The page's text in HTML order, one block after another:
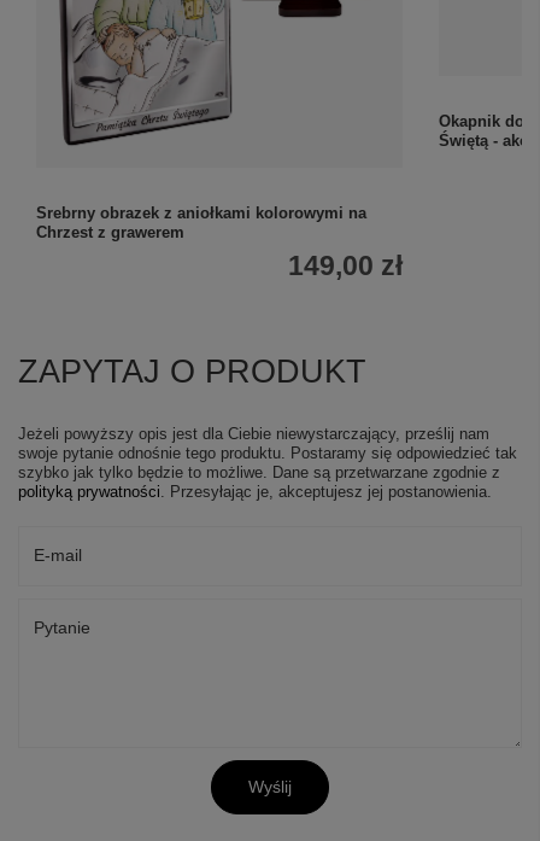
Srebrny obrazek z aniołkami kolorowymi na
Chrzest z grawerem
149,00 zł
Okapnik do
Świętą -
ZAPYTAJ O PRODUKT
Jeżeli powyższy opis jest dla Ciebie niewystarczający, prześlij nam
swoje pytanie odnośnie tego produktu. Postaramy się odpowiedzieć tak
szybko jak tylko będzie to możliwe. Dane są przetwarzane zgodnie z
polityką prywatności . Przesyłając je, akceptujesz jej postanowienia.
E-mail
Pytanie
Wyślij